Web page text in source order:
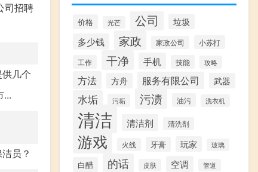
司招聘
几个
...
员？
价格 光芒 公司 垃圾
多少钱 家政 家政公司
小苏打
工作
干净 手机 技能 攻略
方法 方舟 服务有限公司 武器
水垢 污垢 污渍 油污 洗衣机
清洁 清洁剂 清洗剂
游戏 火线 牙膏 玩家 玻璃
白醋 的话 皮肤 空调 管道